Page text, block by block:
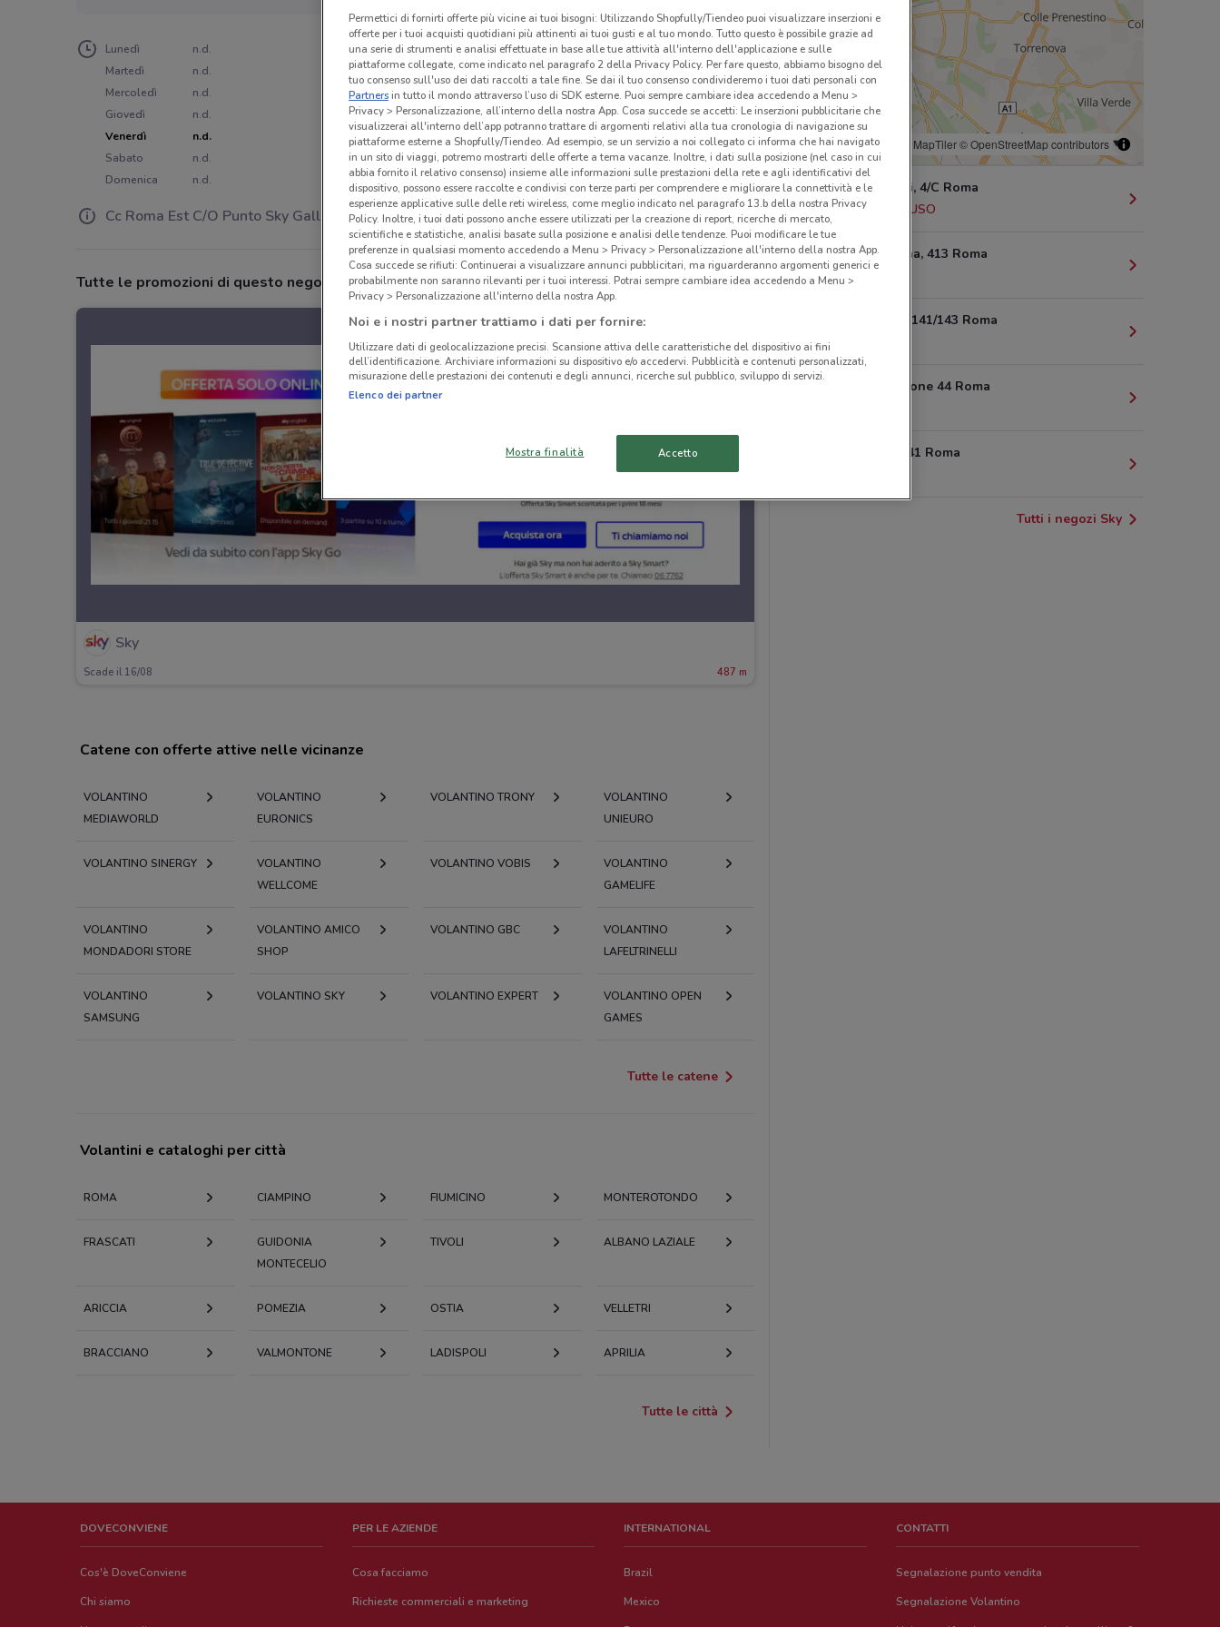
Lunedì
n.d.
Martedì
n.d.
Mercoledì
n.d.
Giovedì
n.d.
Venerdì
n.d.
Sabato
n.d.
Domenica
n.d.
Cc Roma Est C/O Punto Sky Galleria
Tutte le promozioni di questo negozio
Sky
Scade il 16/08 487 m
© MapTiler© OpenStreetMap contributors
V. Morgagni, 4/C Roma
487 m
CHIUSO
Via Tiburtina, 413 Roma
1.9 km
Viale Libia, 141/143 Roma
Via Del Tritone 44 Roma
Via Gallia, 41 Roma
Tutti i negozi Sky
Catene con offerte attive nelle vicinanze
VOLANTINO
MEDIAWORLD
VOLANTINO
EURONICS
VOLANTINO TRONY
VOLANTINO
UNIEURO
VOLANTINO SINERGY
VOLANTINO
WELLCOME
VOLANTINO VOBIS
VOLANTINO
GAMELIFE
VOLANTINO
MONDADORI STORE
VOLANTINO AMICO
SHOP
VOLANTINO GBC
VOLANTINO
LAFELTRINELLI
VOLANTINO
SAMSUNG
VOLANTINO SKY VOLANTINO EXPERT
VOLANTINO OPEN
GAMES
Tutte le catene
Volantini e cataloghi per città
ROMA CIAMPINO FIUMICINO MONTEROTONDO
FRASCATI
GUIDONIA
MONTECELIO
TIVOLI ALBANO LAZIALE
ARICCIA POMEZIA OSTIA VELLETRI
BRACCIANO VALMONTONE LADISPOLI APRILIA
Tutte le città
DOVECONVIENE
Cos'è DoveConviene
Chi siamo
PER LE AZIENDE
Cosa facciamo
Richieste commerciali e marketing
INTERNATIONAL
Brazil
Mexico
CONTATTI
Segnalazione punto vendita
Segnalazione Volantino
Permettici di fornirti offerte più vicine ai tuoi bisogni: Utilizzando Shopfully/Tiendeo puoi visualizzare inserzioni e
offerte per i tuoi acquisti quotidiani più attinenti ai tuoi gusti e al tuo mondo. Tutto questo è possibile grazie ad
una serie di strumenti e analisi effettuate in base alle tue attività all'interno dell'applicazione e sulle
piattaforme collegate, come indicato nel paragrafo 2 della Privacy Policy. Per fare questo, abbiamo bisogno del
tuo consenso sull'uso dei dati raccolti a tale fine. Se dai il tuo consenso condivideremo i tuoi dati personali con
Partnersin tutto il mondo attraverso l’uso di SDK esterne. Puoi sempre cambiare idea accedendo a Menu >
Privacy > Personalizzazione, all’interno della nostra App. Cosa succede se accetti: Le inserzioni pubblicitarie che
visualizzerai all'interno dell’app potranno trattare di argomenti relativi alla tua cronologia di navigazione su
piattaforme esterne a Shopfully/Tiendeo. Ad esempio, se un servizio a noi collegato ci informa che hai navigato
in un sito di viaggi, potremo mostrarti delle offerte a tema vacanze. Inoltre, i dati sulla posizione (nel caso in cui
abbia fornito il relativo consenso) insieme alle informazioni sulle prestazioni della rete e agli identificativi del
dispositivo, possono essere raccolte e condivisi con terze parti per comprendere e migliorare la connettività e le
esperienze applicative sulle delle reti wireless, come meglio indicato nel paragrafo 13.b della nostra Privacy
Policy. Inoltre, i tuoi dati possono anche essere utilizzati per la creazione di report, ricerche di mercato,
scientifiche e statistiche, analisi basate sulla posizione e analisi delle tendenze. Puoi modificare le tue
preferenze in qualsiasi momento accedendo a Menu > Privacy > Personalizzazione all'interno della nostra App.
Cosa succede se rifiuti: Continuerai a visualizzare annunci pubblicitari, ma riguarderanno argomenti generici e
probabilmente non saranno rilevanti per i tuoi interessi. Potrai sempre cambiare idea accedendo a Menu >
Privacy > Personalizzazione all'interno della nostra App.
Noi e i nostri partner trattiamo i dati per fornire:
Utilizzare dati di geolocalizzazione precisi. Scansione attiva delle caratteristiche del dispositivo ai fini
dell’identificazione. Archiviare informazioni su dispositivo e/o accedervi. Pubblicità e contenuti personalizzati,
misurazione delle prestazioni dei contenuti e degli annunci, ricerche sul pubblico, sviluppo di servizi.
Elenco dei partner
Mostra finalità Accetto